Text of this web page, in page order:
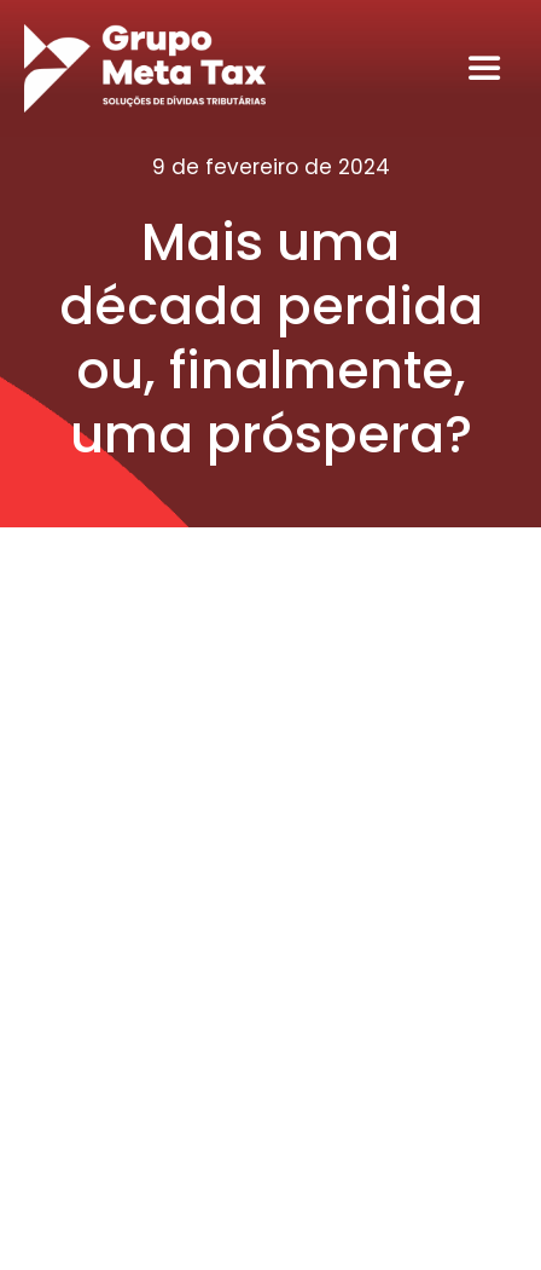
para
Serviços
Seja nosso sócio tributário
Conteúdos
9 de fevereiro de 2024
Mais uma
década perdida
ou, finalmente,
uma próspera?